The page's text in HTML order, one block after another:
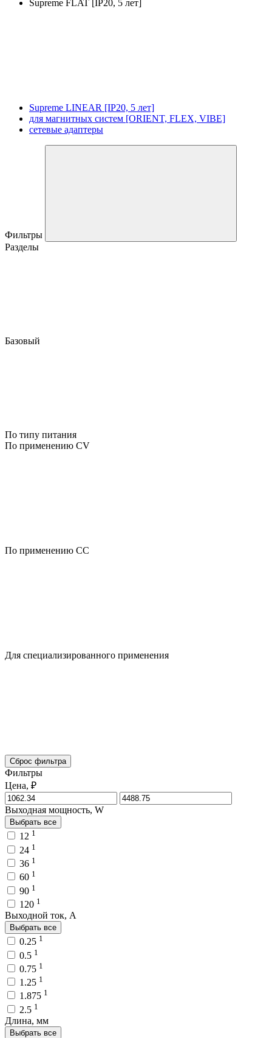
Supreme FLAT [IP20, 5 лет]
Supreme LINEAR [IP20, 5 лет]
для магнитных систем [ORIENT, FLEX, VIBE]
сетевые адаптеры
Фильтры
Разделы
Базовый
По типу питания
По применению CV
По применению CC
Для специализированного применения
Сброс фильтра
Фильтры
Цена, ₽
Выходная мощность, W
Выбрать все
12 1
24 1
36 1
60 1
90 1
120 1
Выходной ток, A
Выбрать все
0.25 1
0.5 1
0.75 1
1.25 1
1.875 1
2.5 1
Длина, мм
Выбрать все